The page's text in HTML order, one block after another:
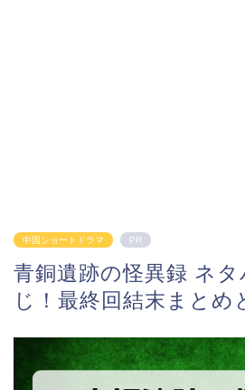
中国ショートドラマ PR
青銅遺跡の怪異録 ネ
じ！最終回結末まとめ